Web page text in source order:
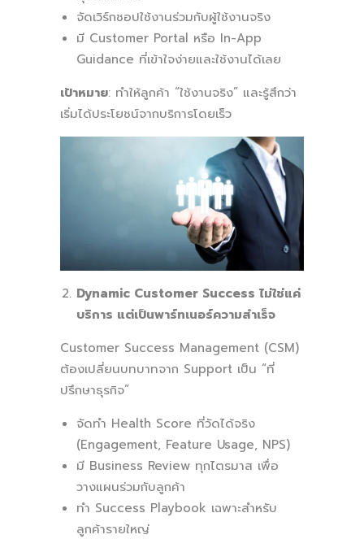
จัดเวิร์กชอปใช้งานร่วมกับผู้ใช้งานจริง
มี Customer Portal หรือ In-App
Guidance ที่เข้าใจง่ายและใช้งานได้เลย
เป้าหมาย: ทำให้ลูกค้า “ใช้งานจริง” และรู้สึกว่า
เริ่มได้ประโยชน์จากบริการโดยเร็ว
Dynamic Customer Success ไม่ใช่แค่
บริการ แต่เป็นพาร์ทเนอร์ความสำเร็จ
Customer Success Management (CSM)
ต้องเปลี่ยนบทบาทจาก Support เป็น “ที่
ปรึกษาธุรกิจ”
จัดทำ Health Score ที่วัดได้จริง
(Engagement, Feature Usage, NPS)
มี Business Review ทุกไตรมาส เพื่อ
วางแผนร่วมกับลูกค้า
ทำ Success Playbook เฉพาะสำหรับ
ลูกค้ารายใหญ่